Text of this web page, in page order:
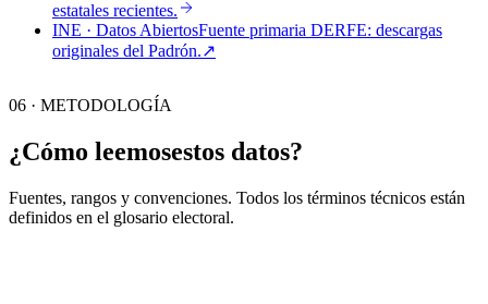
estatales recientes.
INE · Datos AbiertosFuente primaria DERFE: descargas
originales del Padrón.↗︎
06 · METODOLOGÍA
¿Cómo leemosestos datos?
Fuentes, rangos y convenciones. Todos los términos técnicos están
definidos en el glosario electoral.